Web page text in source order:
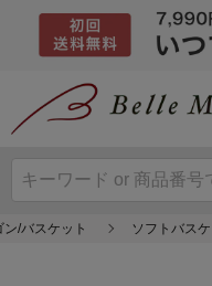
/バスケット ソフトバス